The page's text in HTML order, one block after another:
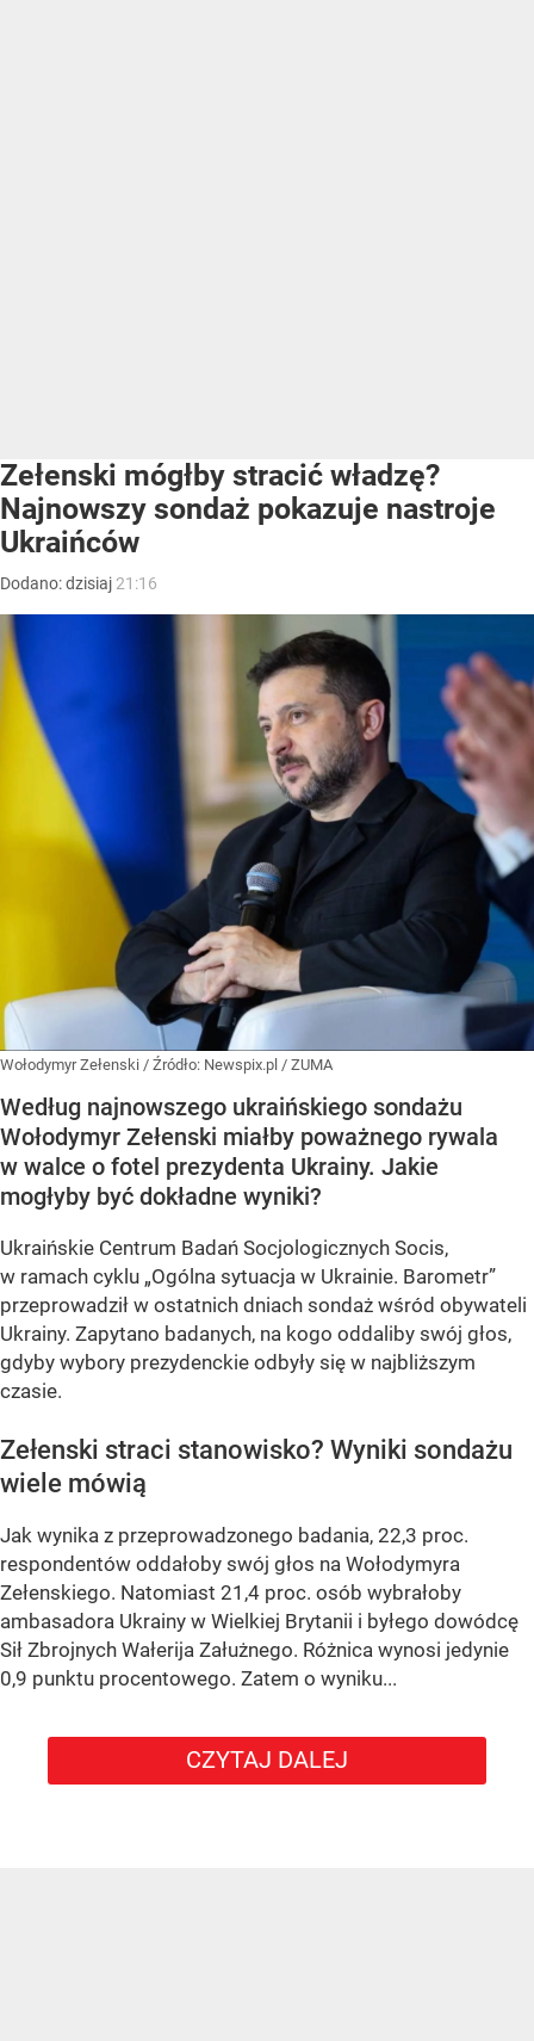
Zełenski mógłby stracić władzę?
Najnowszy sondaż pokazuje nastroje
Ukraińców
Dodano:dzisiaj 21:16
Wołodymyr Zełenski / Źródło: Newspix.pl / ZUMA
Według najnowszego ukraińskiego sondażu
Wołodymyr Zełenski miałby poważnego rywala
w walce o fotel prezydenta Ukrainy. Jakie
mogłyby być dokładne wyniki?
Ukraińskie Centrum Badań Socjologicznych Socis,
w ramach cyklu „Ogólna sytuacja w Ukrainie. Barometr”
przeprowadził w ostatnich dniach sondaż wśród obywateli
Ukrainy. Zapytano badanych, na kogo oddaliby swój głos,
gdyby wybory prezydenckie odbyły się w najbliższym
czasie.
Zełenski straci stanowisko? Wyniki sondażu
wiele mówią
Jak wynika z przeprowadzonego badania, 22,3 proc.
respondentów oddałoby swój głos na Wołodymyra
Zełenskiego. Natomiast 21,4 proc. osób wybrałoby
ambasadora Ukrainy w Wielkiej Brytanii i byłego dowódcę
Sił Zbrojnych Wałerija Załużnego. Różnica wynosi jedynie
0,9 punktu procentowego. Zatem o wyniku...
CZYTAJ DALEJ